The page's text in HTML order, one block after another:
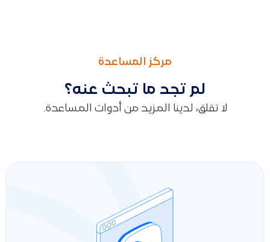
مركز المساعدة
لم تجد ما تبحث عنه؟
لا تقلق، لدينا المزيد من أدوات المساعدة.